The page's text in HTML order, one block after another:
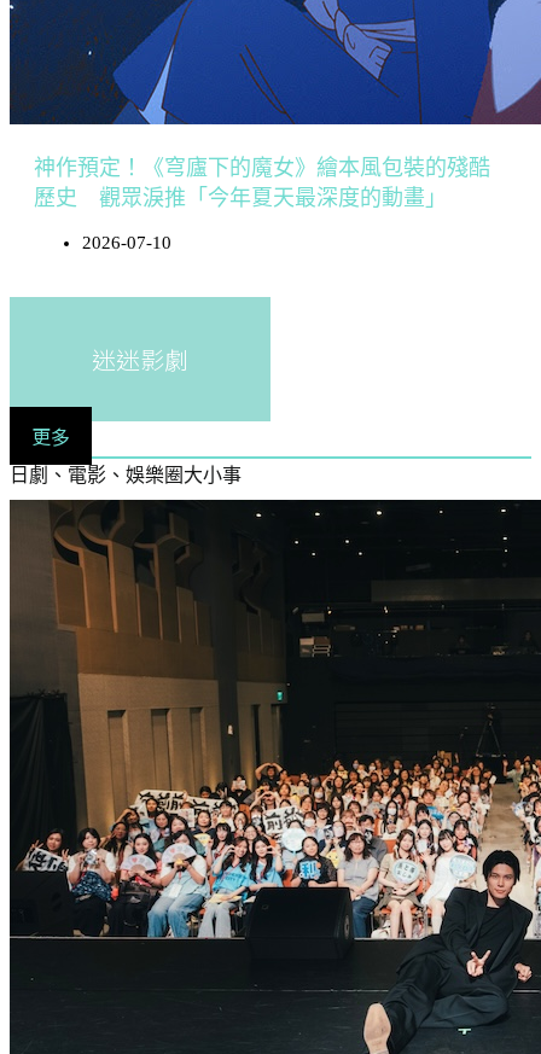
神作預定！《穹廬下的魔女》繪本風包裝的殘酷
歷史 觀眾淚推「今年夏天最深度的動畫」
2026-07-10
迷迷影劇
更多
日劇、電影、娛樂圈大小事